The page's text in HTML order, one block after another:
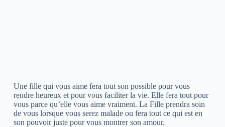
Une fille qui vous aime fera tout son possible pour vous
rendre heureux et pour vous faciliter la vie. Elle fera tout pour
vous parce qu’elle vous aime vraiment. La Fille prendra soin
de vous lorsque vous serez malade ou fera tout ce qui est en
son pouvoir juste pour vous montrer son amour.